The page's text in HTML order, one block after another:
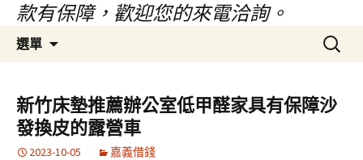
款有保障，歡迎您的來電洽詢。
選單
容
區
搜
尋
鍵
字:
新竹床墊推薦辦公室低甲醛家具有保障沙
發換皮的露營車
2023-10-05 嘉義借錢